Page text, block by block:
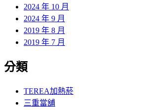
2024 年 10 月
2024 年 9 月
2019 年 8 月
2019 年 7 月
分類
TEREA加熱菸
三重當舖